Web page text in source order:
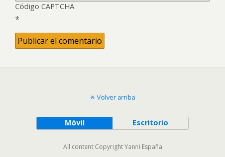
Código CAPTCHA
*
Volver arriba
Móvil Escritorio
All content Copyright Yanni España